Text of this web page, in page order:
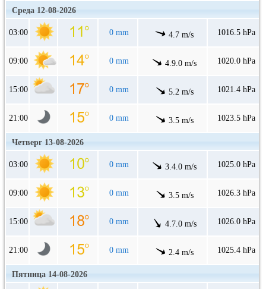
Среда 12-08-2026
03:00 0 mm 4.7 m/s 1016.5 hPa
09:00 0 mm 4.9.0 m/s 1020.0 hPa
15:00 0 mm 5.2 m/s 1021.4 hPa
21:00 0 mm 3.5 m/s 1023.5 hPa
Четверг 13-08-2026
03:00 0 mm 3.4.0 m/s 1025.0 hPa
09:00 0 mm 3.5 m/s 1026.3 hPa
15:00 0 mm 4.7.0 m/s 1026.0 hPa
21:00 0 mm 2.4 m/s 1025.4 hPa
Пятница 14-08-2026